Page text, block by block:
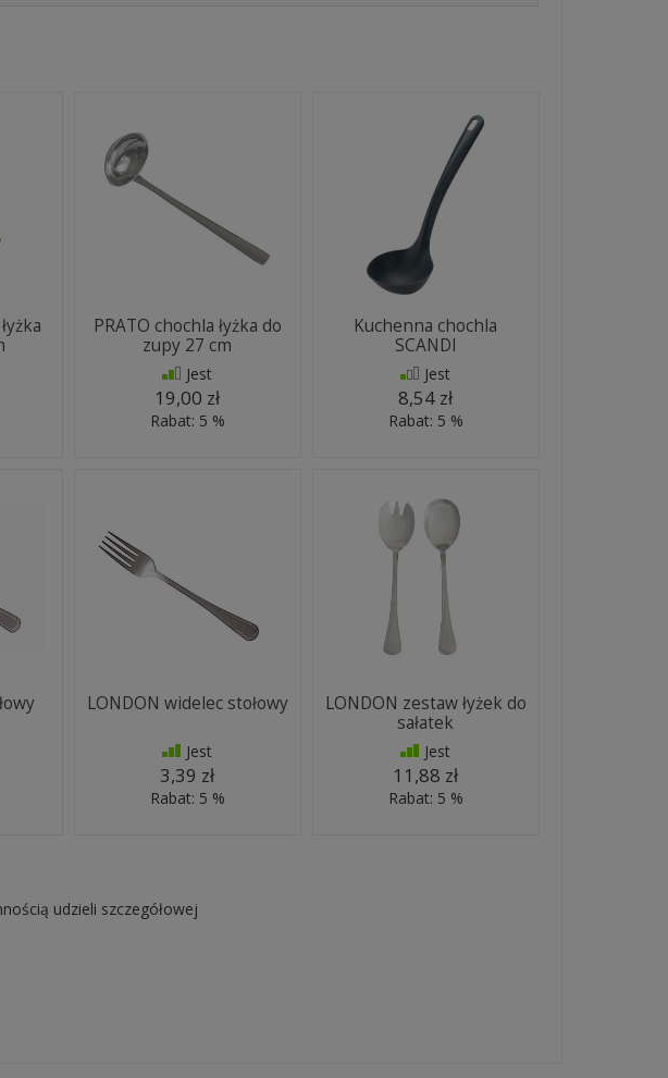
PRATO chochla łyżka do
zupy 27 cm
Jest
19,00 zł
Rabat: 5 %
Kuchenna chochla
SCANDI
Jest
8,54 zł
Rabat: 5 %
LONDON widelec stołowy
Jest
3,39 zł
Rabat: 5 %
LONDON zestaw łyżek do
sałatek
Jest
11,88 zł
Rabat: 5 %
udzieli szczegółowej